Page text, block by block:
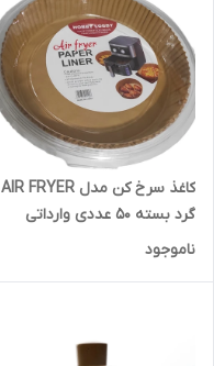
کاغذ سرخ کن مدل AIR FRYER
گرد بسته ۵۰ عددی وارداتی
ناموجود